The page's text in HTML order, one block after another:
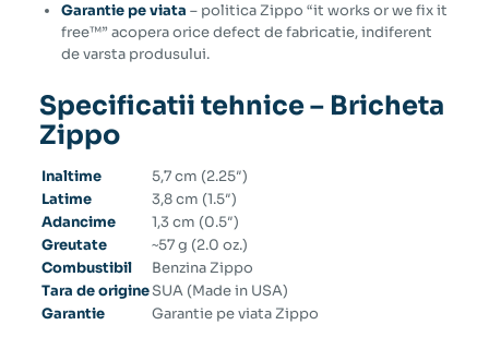
Garantie pe viata – politica Zippo “it works or we fix it
free™” acopera orice defect de fabricatie, indiferent
de varsta produsului.
Specificatii tehnice – Bricheta
Zippo
Inaltime
5,7 cm (2.25″)
Latime
3,8 cm (1.5″)
Adancime
1,3 cm (0.5″)
Greutate
~57 g (2.0 oz.)
Combustibil
Benzina Zippo
Tara de origineSUA (Made in USA)
Garantie
Garantie pe viata Zippo